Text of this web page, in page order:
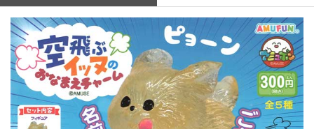
ログイン 会員登録
入荷スケジュールをチェック
カプセルトイマシン本体